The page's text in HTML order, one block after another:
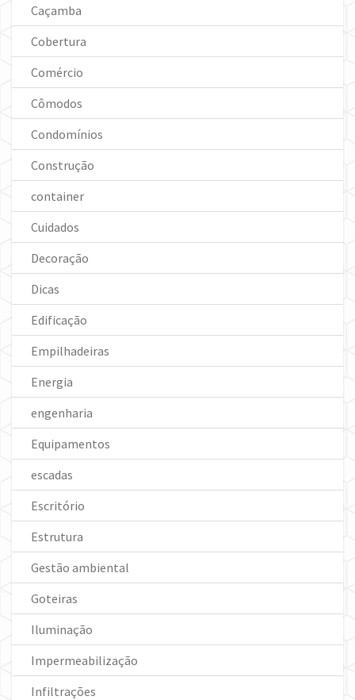
Caçamba
Cobertura
Comércio
Cômodos
Condomínios
Construção
container
Cuidados
Decoração
Dicas
Edificação
Empilhadeiras
Energia
engenharia
Equipamentos
escadas
Escritório
Estrutura
Gestão ambiental
Goteiras
Iluminação
Impermeabilização
Infiltrações